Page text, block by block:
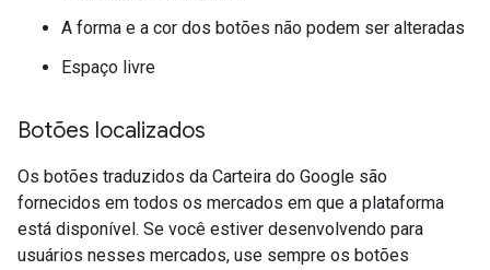
A forma e a cor dos botões não podem ser alteradas
Espaço livre
Botões localizados
Os botões traduzidos da Carteira do Google são
fornecidos em todos os mercados em que a plataforma
está disponível. Se você estiver desenvolvendo para
usuários nesses mercados, use sempre os botões